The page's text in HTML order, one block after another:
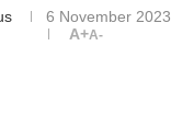
6 November 2023
A+A-